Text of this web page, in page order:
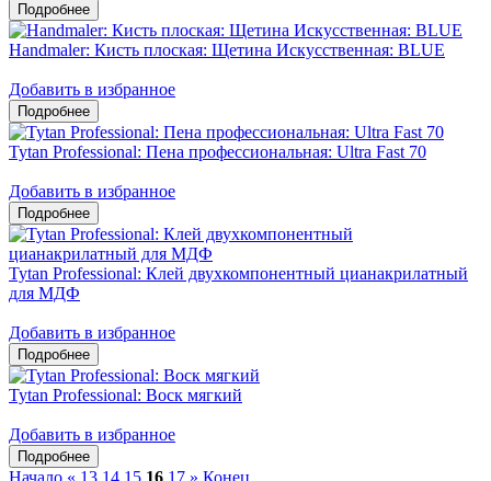
Handmaler: Кисть плоская: Щетина Искусственная: BLUE
Добавить в избранное
Tytan Professional: Пена профессиональная: Ultra Fast 70
Добавить в избранное
Tytan Professional: Клей двухкомпонентный цианакрилатный
для МДФ
Добавить в избранное
Tytan Professional: Воск мягкий
Добавить в избранное
Начало « 13 14 15 16 17 » Конец